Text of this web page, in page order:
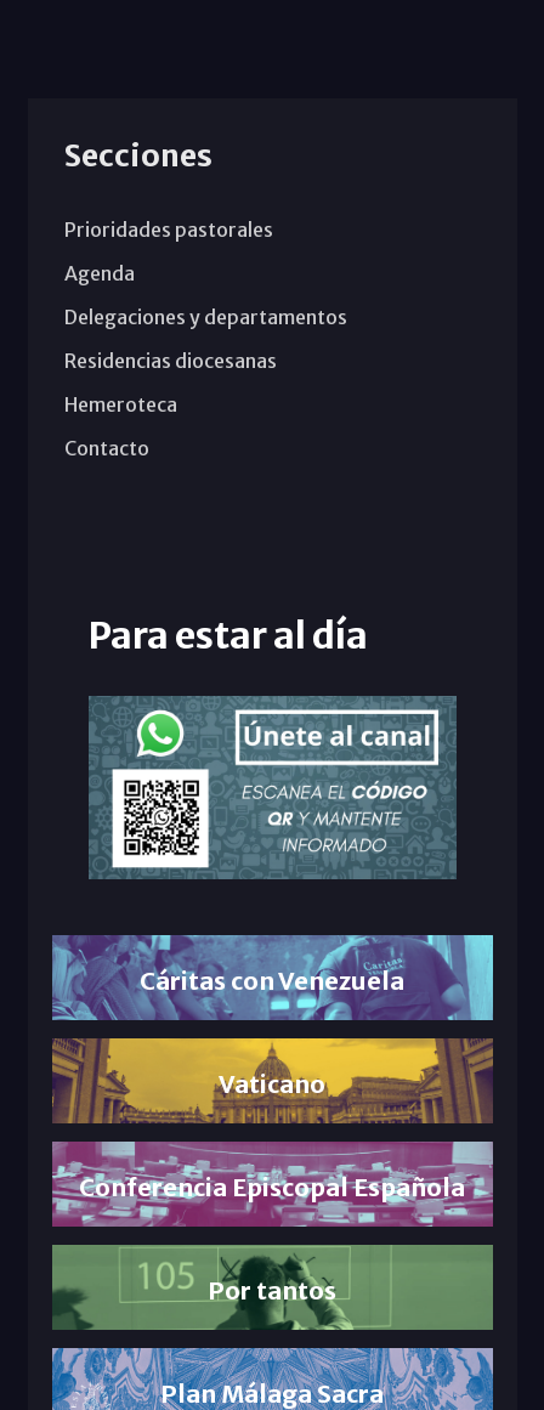
Secciones
Prioridades pastorales
Agenda
Delegaciones y departamentos
Residencias diocesanas
Hemeroteca
Contacto
Para estar al día
Cáritas con Venezuela
Vaticano
Conferencia Episcopal Española
Por tantos
Plan Málaga Sacra